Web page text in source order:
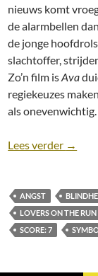
nieuws komt
de alarmbellen
de jonge
slachtoffer,
Zo’n film isAva
regiekeuzes
als onevenwichtig.
Lees verder →
ANGST
LOVERS ON THE RUN
SCORE: 7